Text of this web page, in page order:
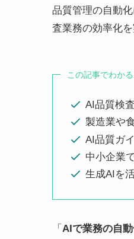
品質管理の自動
査業務の効率化
この記事でわかる
AI品質検
製造業や
AI品質ガ
中小企業
生成AIを
「 AIで業務の自